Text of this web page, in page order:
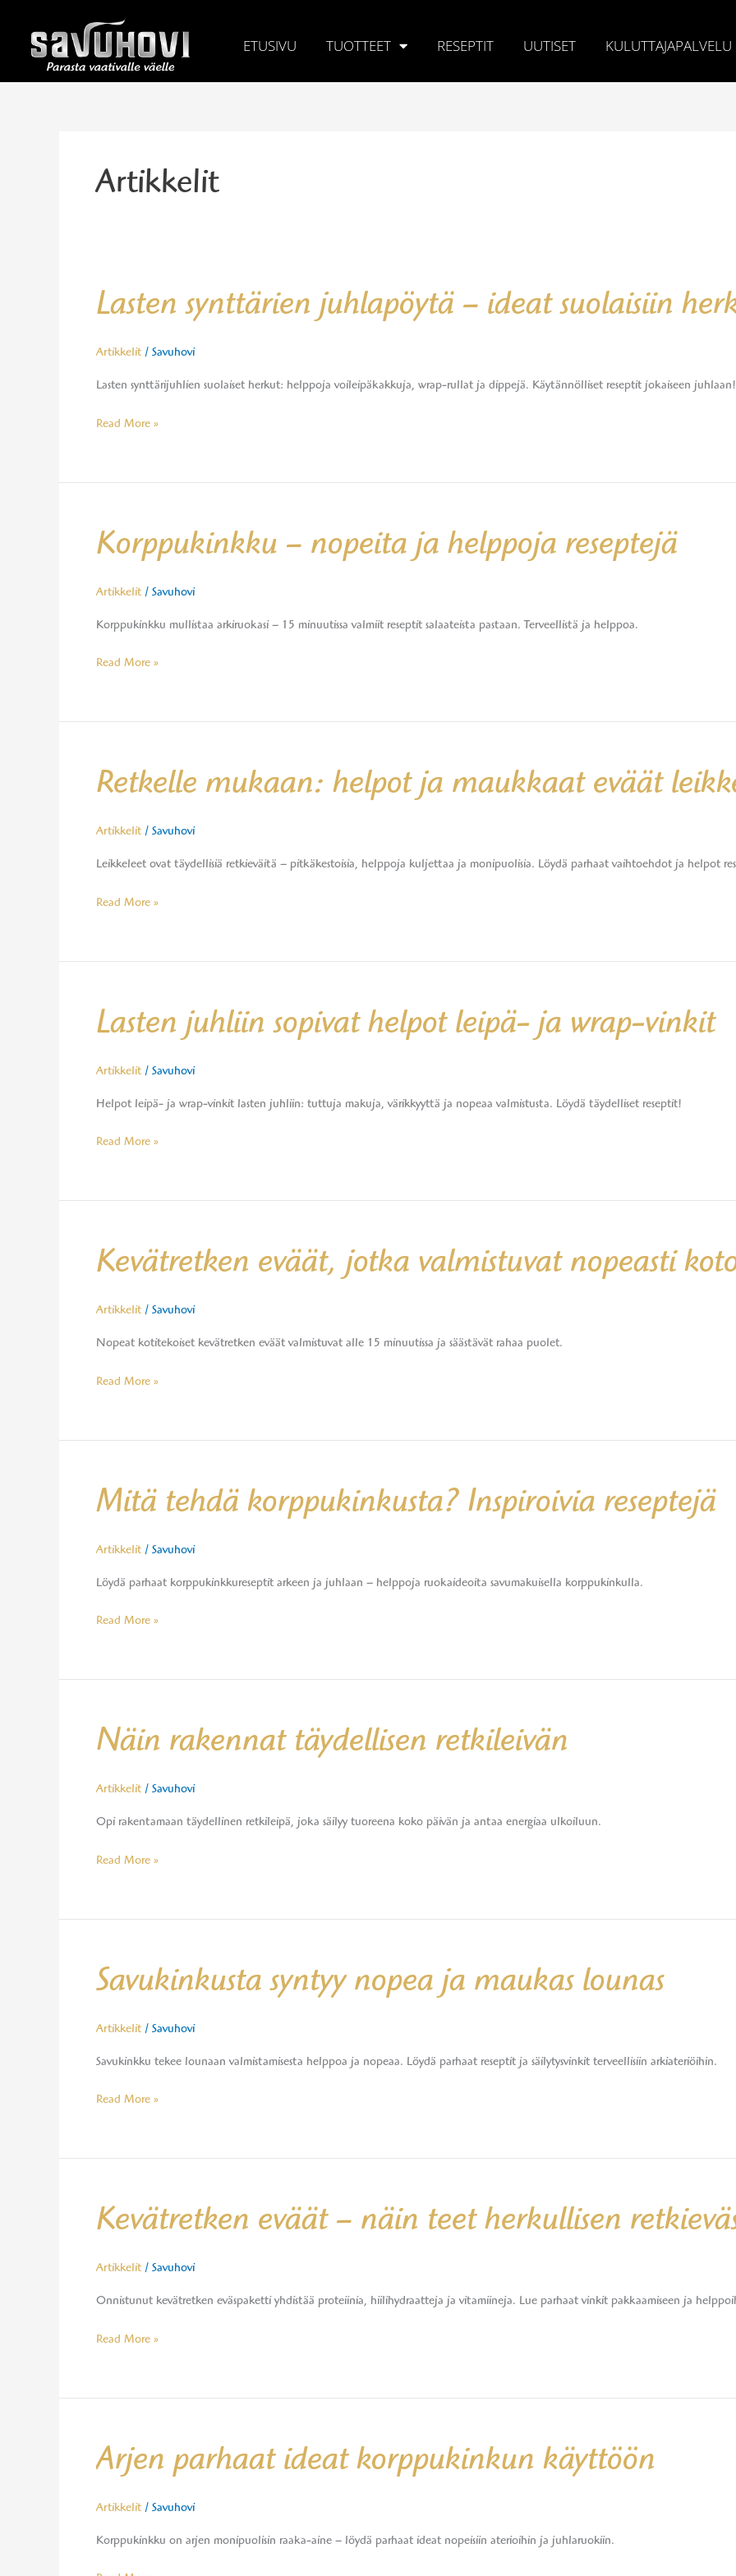
content
ETUSIVU TUOTTEET RESEPTIT UUTISET KULUTTAJAPALVELU
Artikkelit
Lasten synttärien juhlapöytä – ideat suolaisiin
Artikkelit / Savuhovi
Lasten synttärijuhlien suolaiset herkut: helppoja voileipäkakkuja, wrap-rullat ja dippejä. Käytännölliset reseptit jokaiseen juhlaan!
Lasten
synttärien
–
suolaisiin
Read More »
Korppukinkku – nopeita ja helppoja reseptejä
Artikkelit / Savuhovi
Korppukinkku mullistaa arkiruokasi – 15 minuutissa valmiit reseptit salaateista pastaan. Terveellistä ja helppoa.
Korppukinkku
–
ja
reseptejä
Read More »
Retkelle mukaan: helpot ja maukkaat eväät
Artikkelit / Savuhovi
Leikkeleet ovat täydellisiä retkieväitä – pitkäkestoisia, helppoja kuljettaa ja monipuolisia. Löydä parhaat vaihtoehdot ja helpot
Retkelle
mukaan:
ja
eväät
Read More »
Lasten juhliin sopivat helpot leipä- ja wrap-vinkit
Artikkelit / Savuhovi
Helpot leipä- ja wrap-vinkit lasten juhliin: tuttuja makuja, värikkyyttä ja nopeaa valmistusta. Löydä täydelliset reseptit!
Lasten
juhliin
helpot
ja
vinkit
Read More »
Kevätretken eväät, jotka valmistuvat nopeasti
Artikkelit / Savuhovi
Nopeat kotitekoiset kevätretken eväät valmistuvat alle 15 minuutissa ja säästävät rahaa puolet.
Kevätretken
eväät,
valmistuvat
kotona
Read More »
Mitä tehdä korppukinkusta? Inspiroivia reseptejä
Artikkelit / Savuhovi
Löydä parhaat korppukinkkureseptit arkeen ja juhlaan – helppoja ruokaideoita savumakuisella korppukinkulla.
Mitä
tehdä
Inspiroivia
Read More »
Näin rakennat täydellisen retkileivän
Artikkelit / Savuhovi
Opi rakentamaan täydellinen retkileipä, joka säilyy tuoreena koko päivän ja antaa energiaa ulkoiluun.
Näin
rakennat
retkileivän
Read More »
Savukinkusta syntyy nopea ja maukas lounas
Artikkelit / Savuhovi
Savukinkku tekee lounaan valmistamisesta helppoa ja nopeaa. Löydä parhaat reseptit ja säilytysvinkit terveellisiin arkiateriöihin.
Savukinkusta
syntyy
ja
lounas
Read More »
Kevätretken eväät – näin teet herkullisen
Artikkelit / Savuhovi
Onnistunut kevätretken eväspaketti yhdistää proteiinia, hiilihydraatteja ja vitamiineja. Lue parhaat vinkit pakkaamiseen ja
Kevätretken
eväät
näin
herkullisen
Read More »
Arjen parhaat ideat korppukinkun käyttöön
Artikkelit / Savuhovi
Korppukinkku on arjen monipuolisin raaka-aine – löydä parhaat ideat nopeisiin aterioihin ja juhlaruokiin.
Arjen
parhaat
korppukinkun